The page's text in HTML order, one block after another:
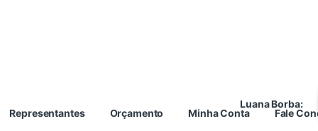
Representantes Orçamento Minha Conta Fale
Luana Borba: